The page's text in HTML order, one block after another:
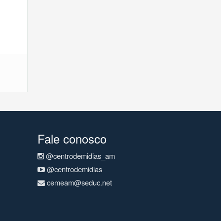
Fale conosco
@centrodemidias_am
@centrodemidias
cemeam@seduc.net